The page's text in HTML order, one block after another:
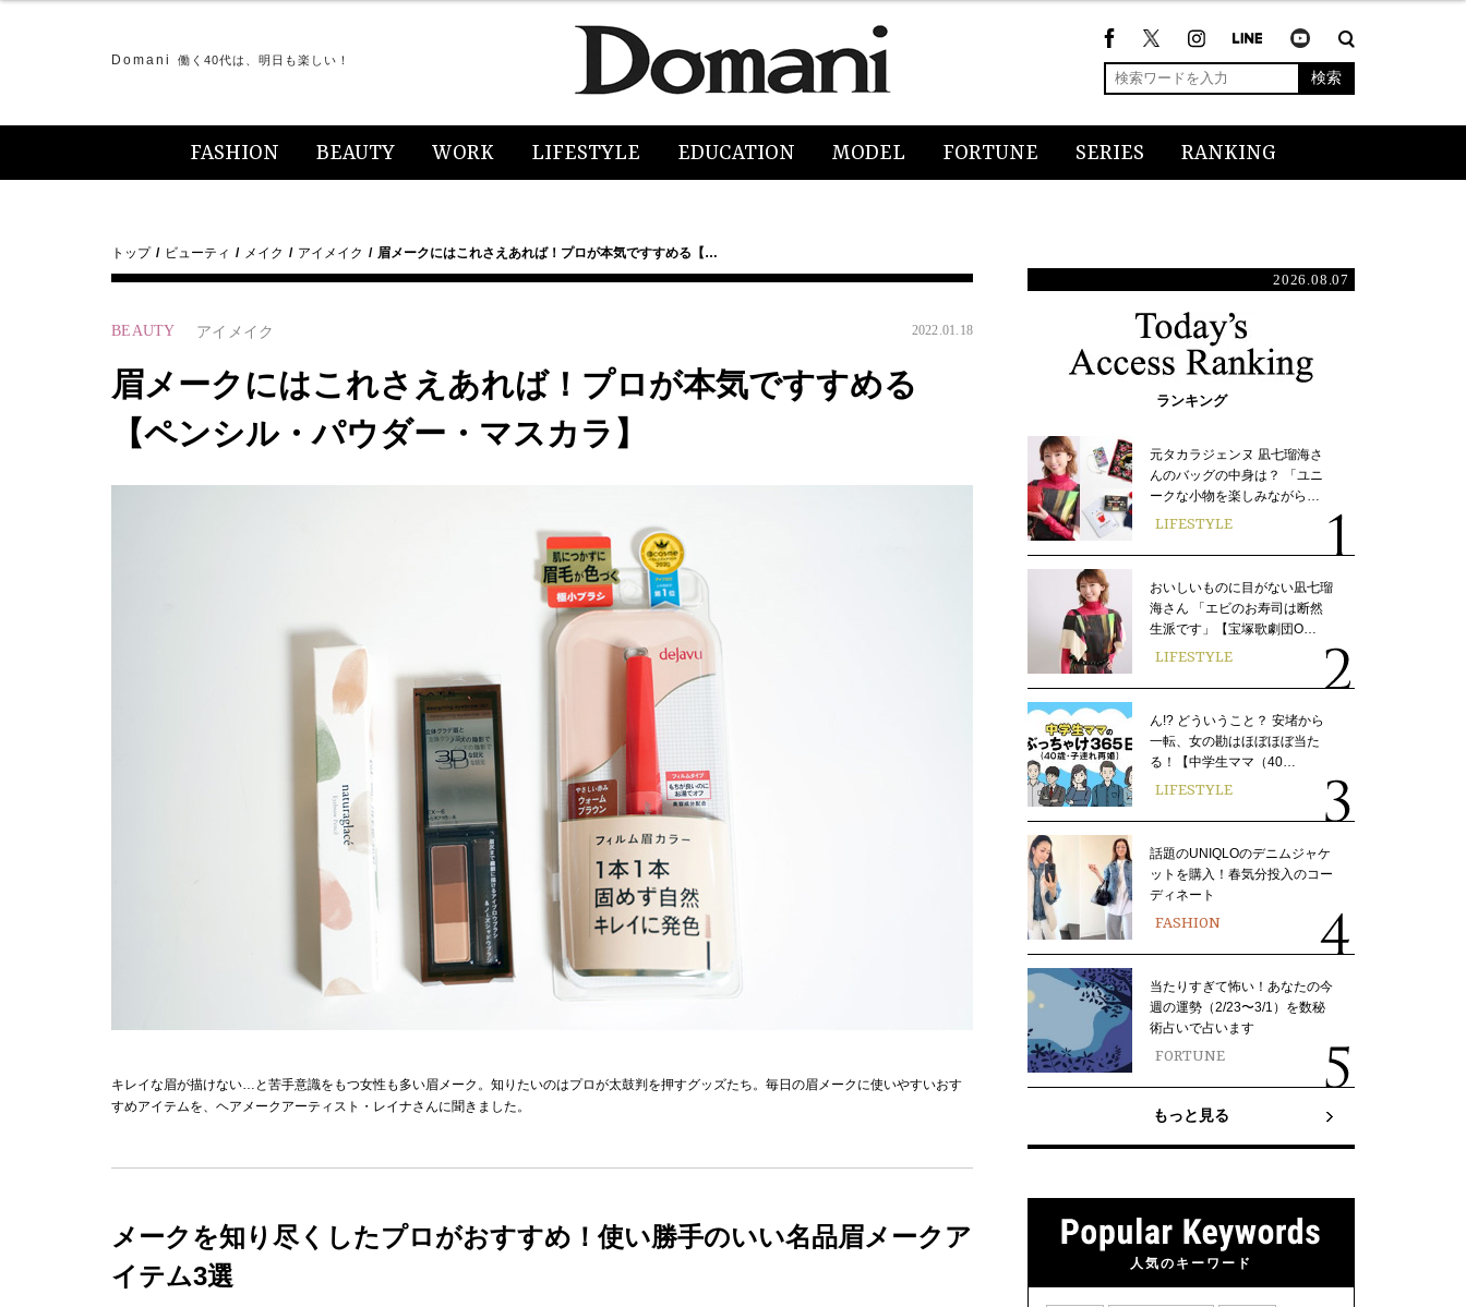
Domani 働く40代は、明日も楽しい！
検索
FASHION BEAUTY WORK LIFESTYLE EDUCATION MODEL FORTUNE SERIES RANKING
トップ ビューティ メイク アイメイク 眉メークにはこれさえあれば！プロが本気ですすめる【…
BEAUTY アイメイク 2022.01.18
眉メークにはこれさえあれば！プロが本気ですすめる
【ペンシル・パウダー・マスカラ】
キレイな眉が描けない…と苦手意識をもつ女性も多い眉メーク。知りたいのはプロが太鼓判を押すグッズたち。毎日の眉メークに使いやすいおす
すめアイテムを、ヘアメークアーティスト・レイナさんに聞きました。
メークを知り尽くしたプロがおすすめ！使い勝手のいい名品眉メークア
イテム3選
2026.08.07
ランキング
元タカラジェンヌ 凪七瑠海さ
んのバッグの中身は？ 「ユニ
ークな小物を楽しみながら…
LIFESTYLE
おいしいものに目がない凪七瑠
海さん 「エビのお寿司は断然
生派です」【宝塚歌劇団O…
LIFESTYLE
ん!? どういうこと？ 安堵から
一転、女の勘はほぼほぼ当た
る！【中学生ママ（40…
LIFESTYLE
話題のUNIQLOのデニムジャケ
ットを購入！春気分投入のコー
ディネート
FASHION
当たりすぎて怖い！あなたの今
週の運勢（2/23〜3/1）を数秘
術占いで占います
FORTUNE
もっと見る
人気のキーワード